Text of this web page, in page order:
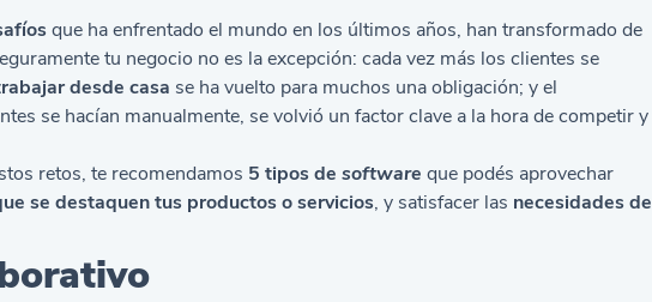
que ha enfrentado el mundo en los últimos años, han transformado de
tu negocio no es la excepción: cada vez más los clientes se
desde casa se ha vuelto para muchos una obligación; y el
se hacían manualmente, se volvió un factor clave a la hora de competir y
retos, te recomendamos 5 tipos desoftwareque podés aprovechar
se destaquen tus productos o servicios, y satisfacer las necesidades de